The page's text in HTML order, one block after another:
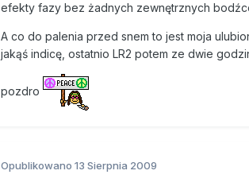
efekty fazy bez żadnych zewnętrznych
A co do palenia przed snem to jest moja
jakąś indicę, ostatnio LR2 potem ze dwie
pozdro
Opublikowano 13 Sierpnia 2009